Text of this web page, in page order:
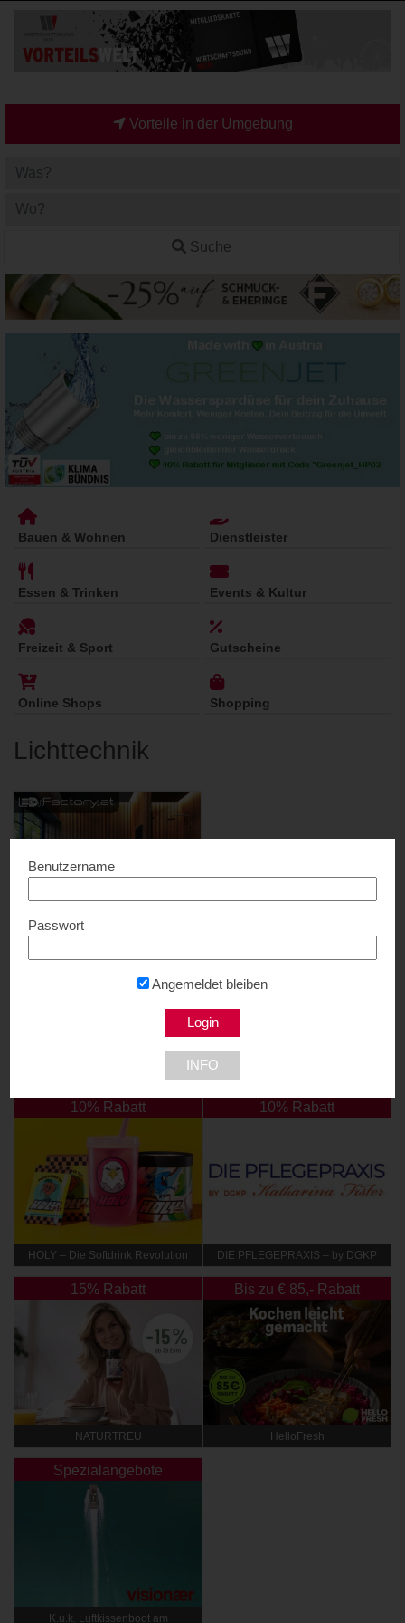
Vorteile in der Umgebung
Suche
Bauen & Wohnen Dienstleister
Essen & Trinken Events & Kultur
Freizeit & Sport Gutscheine
Online Shops Shopping
Lichttechnik
LEDFactory
10% Rabatt
HOLY – Die Softdrink Revolution
10% Rabatt
DIE PFLEGEPRAXIS – by DGKP
15% Rabatt
NATURTREU
Bis zu € 85,- Rabatt
HelloFresh
Spezialangebote
K.u.k. Luftkissenboot am
Benutzername
Passwort
Angemeldet bleiben
INFO